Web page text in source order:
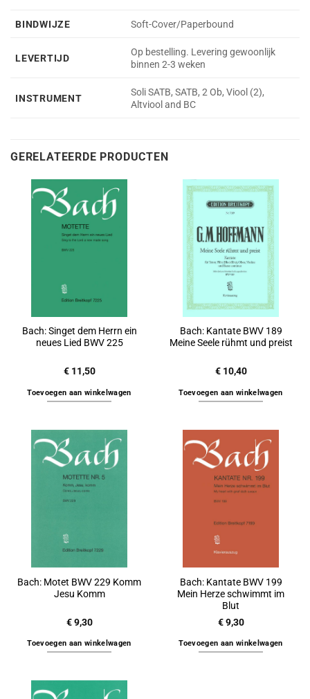
BINDWIJZE Soft-Cover/Paperbound
LEVERTIJD
Op bestelling. Levering gewoonlijk
binnen 2-3 weken
INSTRUMENT
Soli SATB, SATB, 2 Ob, Viool (2),
Altviool and BC
GERELATEERDE PRODUCTEN
Bach: Singet dem Herrn ein
neues Lied BWV 225
€11,50
Toevoegen aan winkelwagen
Bach: Kantate BWV 189
Meine Seele rühmt und preist
€10,40
Toevoegen aan winkelwagen
Bach: Motet BWV 229 Komm
Jesu Komm
€9,30
Toevoegen aan winkelwagen
Bach: Kantate BWV 199
Mein Herze schwimmt im
Blut
€9,30
Toevoegen aan winkelwagen